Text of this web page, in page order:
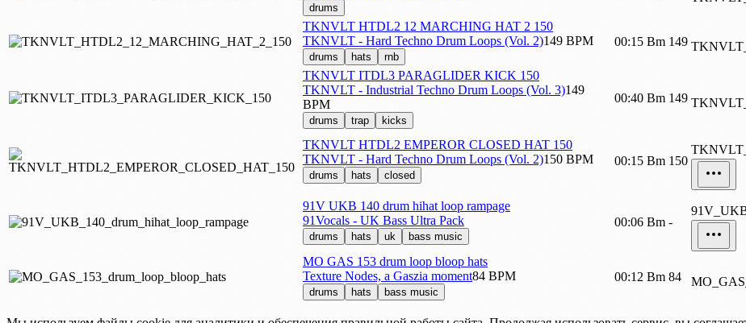
drums
TKNVLT HTDL2 12 MARCHING HAT 2 150
TKNVLT - Hard Techno Drum Loops (Vol. 2)149 BPM
drums hats rnb
00:15 Bm 149
TKNVLT ITDL3 PARAGLIDER KICK 150
TKNVLT - Industrial Techno Drum Loops (Vol. 3)149
BPM
drums trap kicks
00:40 Bm 149
TKNVLT HTDL2 EMPEROR CLOSED HAT 150
TKNVLT - Hard Techno Drum Loops (Vol. 2)150 BPM
drums hats closed
00:15 Bm 150
91V UKB 140 drum hihat loop rampage
91Vocals - UK Bass Ultra Pack
drums hats uk bass music
00:06 Bm -
MO GAS 153 drum loop bloop hats
Texture Nodes, a Gaszia moment84 BPM
drums hats bass music
00:12 Bm 84